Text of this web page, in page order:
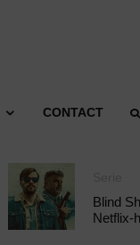
CONTACT
Blind
Netflix-